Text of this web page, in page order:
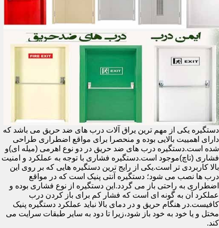
دستگیره یکی از مهم ترین یراق آلات درب های ضد حریق می باشد که
دارای اهمییت بالایی بوده و منحصرا برای مواقع اضطراری طراحی
شده است.دستگیره درب های ضد حریق در دو نوع اهرمی (میله ای)و
فشاری (تاچ)موجود است.دستگیره فشاری با توجه به عملکرد و امنیت
بالا کاربردی تر است.یکی از رایج ترین دستگیره هایی که بر روی این
درب ها نصب می شود؛ دستگیره آنتی پنیک است که در مواقع
اضطراری به راحتی باز می گردد.این دستگیره از نوع فشاری بوده و
عملکرد آن به گونه ای است که فشار کم برای باز کردن درب
کافیست.در هنگام حریق و در دمای بالا نباید عملکرد دستگیره پنیک
مختل و یا خود به خود باز شود،زیرا تا دود به سایر طبقات سرایت می
کند.